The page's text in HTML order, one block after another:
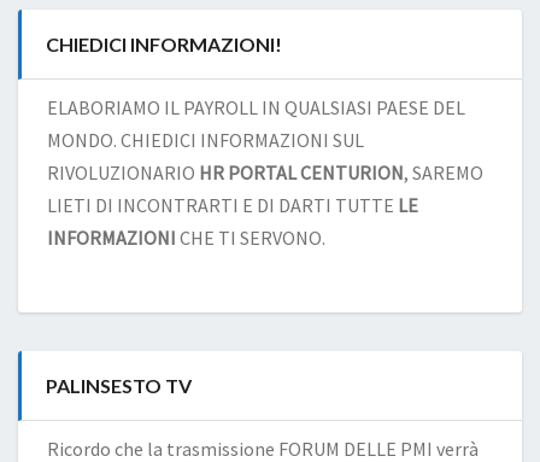
CHIEDICI INFORMAZIONI!
ELABORIAMO IL PAYROLL IN QUALSIASI PAESE DEL
MONDO. CHIEDICI INFORMAZIONI SUL
RIVOLUZIONARIO HR PORTAL CENTURION, SAREMO
LIETI DI INCONTRARTI E DI DARTI TUTTE LE
INFORMAZIONI CHE TI SERVONO.
PALINSESTO TV
Ricordo che la trasmissione FORUM DELLE PMI verrà